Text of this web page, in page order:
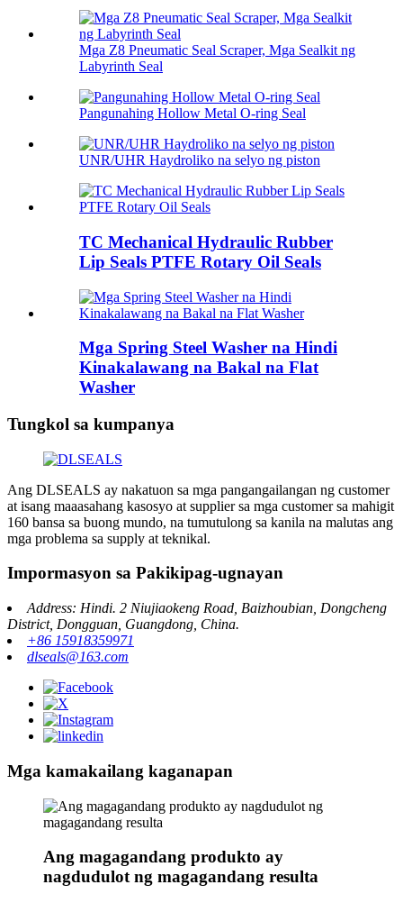
Mga Z8 Pneumatic Seal Scraper, Mga Sealkit ng
Labyrinth Seal
Pangunahing Hollow Metal O-ring Seal
UNR/UHR Haydroliko na selyo ng piston
TC Mechanical Hydraulic Rubber
Lip Seals PTFE Rotary Oil Seals
Mga Spring Steel Washer na Hindi
Kinakalawang na Bakal na Flat
Washer
Tungkol sa kumpanya
Ang DLSEALS ay nakatuon sa mga pangangailangan ng customer
at isang maaasahang kasosyo at supplier sa mga customer sa mahigit
160 bansa sa buong mundo, na tumutulong sa kanila na malutas ang
mga problema sa supply at teknikal.
Impormasyon sa Pakikipag-ugnayan
Address: Hindi. 2 Niujiaokeng Road, Baizhoubian, Dongcheng
District, Dongguan, Guangdong, China.
+86 15918359971
dlseals@163.com
Mga kamakailang kaganapan
Ang magagandang produkto ay
nagdudulot ng magagandang resulta